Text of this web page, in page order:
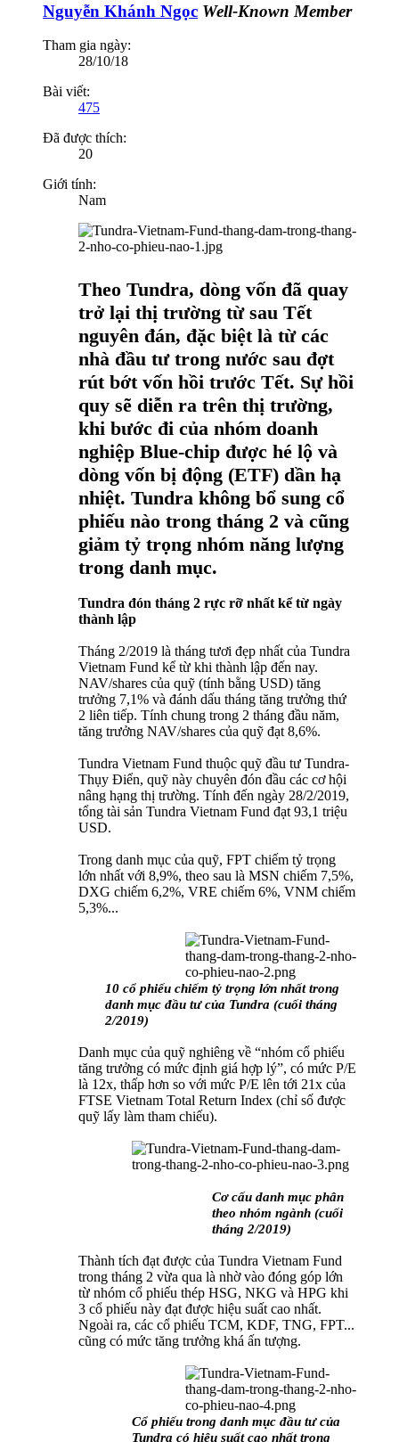
Nguyễn Khánh Ngọc Well-Known Member
Tham gia ngày:
28/10/18
Bài viết:
475
Đã được thích:
20
Giới tính:
Nam
Theo Tundra, dòng vốn đã quay
trở lại thị trường từ sau Tết
nguyên đán, đặc biệt là từ các
nhà đầu tư trong nước sau đợt
rút bớt vốn hồi trước Tết. Sự hồi
quy sẽ diễn ra trên thị trường,
khi bước đi của nhóm doanh
nghiệp Blue-chip được hé lộ và
dòng vốn bị động (ETF) dần hạ
nhiệt. Tundra không bổ sung cổ
phiếu nào trong tháng 2 và cũng
giảm tỷ trọng nhóm năng lượng
trong danh mục.
Tundra đón tháng 2 rực rỡ nhất kể từ ngày
thành lập
Tháng 2/2019 là tháng tươi đẹp nhất của Tundra
Vietnam Fund kể từ khi thành lập đến nay.
NAV/shares của quỹ (tính bằng USD) tăng
trưởng 7,1% và đánh dấu tháng tăng trưởng thứ
2 liên tiếp. Tính chung trong 2 tháng đầu năm,
tăng trưởng NAV/shares của quỹ đạt 8,6%.
Tundra Vietnam Fund thuộc quỹ đầu tư Tundra-
Thụy Điển, quỹ này chuyên đón đầu các cơ hội
nâng hạng thị trường. Tính đến ngày 28/2/2019,
tổng tài sản Tundra Vietnam Fund đạt 93,1 triệu
USD.
Trong danh mục của quỹ, FPT chiếm tỷ trọng
lớn nhất với 8,9%, theo sau là MSN chiếm 7,5%,
DXG chiếm 6,2%, VRE chiếm 6%, VNM chiếm
5,3%...
10 cổ phiếu chiếm tỷ trọng lớn nhất trong
danh mục đầu tư của Tundra (cuối tháng
2/2019)
Danh mục của quỹ nghiêng về “nhóm cổ phiếu
tăng trưởng có mức định giá hợp lý”, có mức P/E
là 12x, thấp hơn so với mức P/E lên tới 21x của
FTSE Vietnam Total Return Index (chỉ số được
quỹ lấy làm tham chiếu).
Cơ cấu danh mục phân
theo nhóm ngành (cuối
tháng 2/2019)
Thành tích đạt được của Tundra Vietnam Fund
trong tháng 2 vừa qua là nhờ vào đóng góp lớn
từ nhóm cổ phiếu thép HSG, NKG và HPG khi
3 cổ phiếu này đạt được hiệu suất cao nhất.
Ngoài ra, các cổ phiếu TCM, KDF, TNG, FPT...
cũng có mức tăng trưởng khá ấn tượng.
Cổ phiếu trong danh mục đầu tư của
Tundra có hiệu suất cao nhất trong